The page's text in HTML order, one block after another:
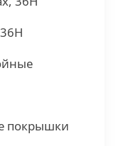
покрышки